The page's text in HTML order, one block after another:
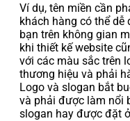
Ví dụ, tên miền cần
khách hàng có thể
bạn trên không gian
khi thiết kế website
với các màu sắc trên
thương hiệu và phải
Logo và slogan bắt
và phải được làm nổi
slogan hay được đặt